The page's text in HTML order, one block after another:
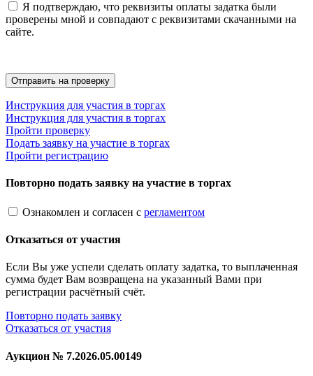
Я подтверждаю, что реквизиты оплаты задатка были
проверены мной и совпадают с реквизитами скачанными на
сайте.
Инструкция для участия в торгах
Инструкция для участия в торгах
Пройти проверку
Подать заявку на участие в торгах
Пройти регистрацию
Повторно подать заявку на участие в торгах
Ознакомлен и согласен с регламентом
Отказаться от участия
Если Вы уже успели сделать оплату задатка, то выплаченная
сумма будет Вам возвращена на указанный Вами при
регистрации расчётный счёт.
Повторно подать заявку
Отказаться от участия
Аукцион № 7.2026.05.00149